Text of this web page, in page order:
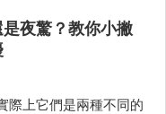
夜驚？教你小撇
際上它們是兩種不同的